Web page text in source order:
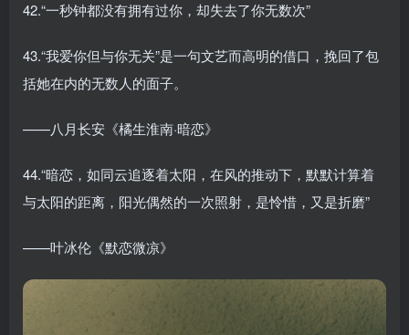
42.“一秒钟都没有拥有过你，却失去了你无数次”
43.“我爱你但与你无关”是一句文艺而高明的借口，挽回了包
括她在内的无数人的面子。
——八月长安《橘生淮南·暗恋》
44.“暗恋，如同云追逐着太阳，在风的推动下，默默计算着
与太阳的距离，阳光偶然的一次照射，是怜惜，又是折磨”
——叶冰伦《默恋微凉》